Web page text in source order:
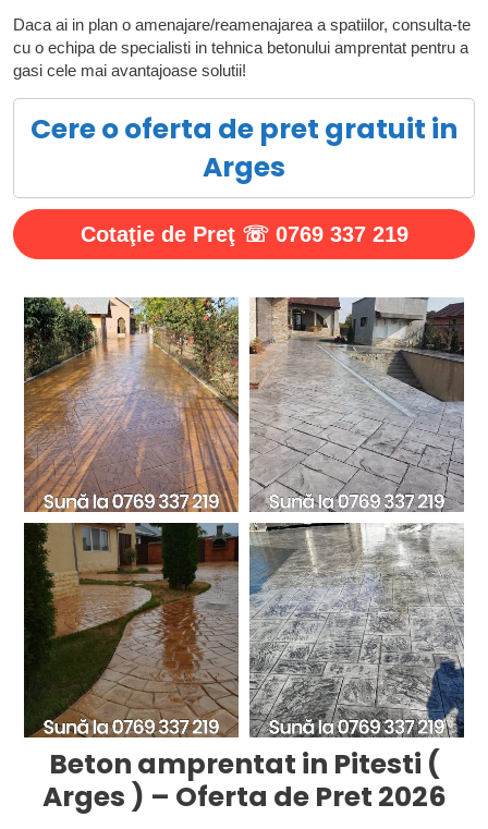
Daca ai in plan o amenajare/reamenajarea a spatiilor, consulta-te
cu o echipa de specialisti in tehnica betonului amprentat pentru a
gasi cele mai avantajoase solutii!
Cere o oferta de pret gratuit in
Arges
Cotaţie de Preţ ☏ 0769 337 219
Beton amprentat in Pitesti (
Arges ) – Oferta de Pret 2026